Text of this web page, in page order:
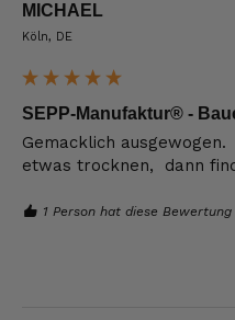
MICHAEL
Köln, DE
SEPP-Manufaktur® -
Gemacklich
etwas trocknen,  dann
1 Person hat diese